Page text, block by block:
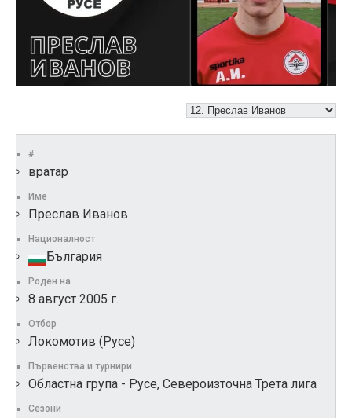
#
вратар
Име
Преслав Иванов
Националност
България
Роден на
8 август 2005 г.
Отбор
Локомотив (Русе)
Първенства и турнири
Областна група - Русе, Североизточна Трета лига
Сезони